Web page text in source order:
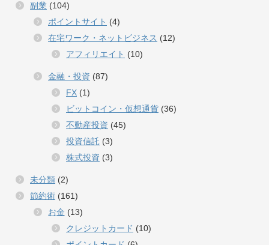
副業 (104)
ポイントサイト (4)
在宅ワーク・ネットビジネス (12)
アフィリエイト (10)
金融・投資 (87)
FX (1)
ビットコイン・仮想通貨 (36)
不動産投資 (45)
投資信託 (3)
株式投資 (3)
未分類 (2)
節約術 (161)
お金 (13)
クレジットカード (10)